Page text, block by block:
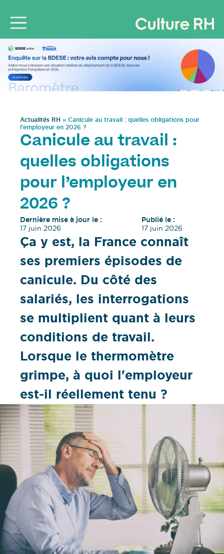
Actualités RH » Canicule au travail : quelles obligations pour
l’employeur en 2026 ?
Canicule au travail :
quelles obligations
pour l’employeur en
2026 ?
Dernière mise à jour le :
17 juin 2026
Publié le :
17 juin 2026
Ça y est, la France connaît
ses premiers épisodes de
canicule. Du côté des
salariés, les interrogations
se multiplient quant à leurs
conditions de travail.
Lorsque le thermomètre
grimpe, à quoi l'employeur
est-il réellement tenu ?